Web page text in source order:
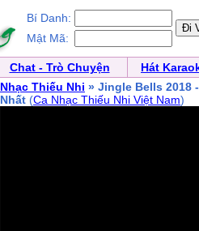
Bí Danh:
Mật Mã:
Chat - Trò Chuyện
Hát
Nhạc Thiếu Nhi » Jingle Bells 2018
Nhất (Ca Nhạc Thiếu Nhi Việt Nam)